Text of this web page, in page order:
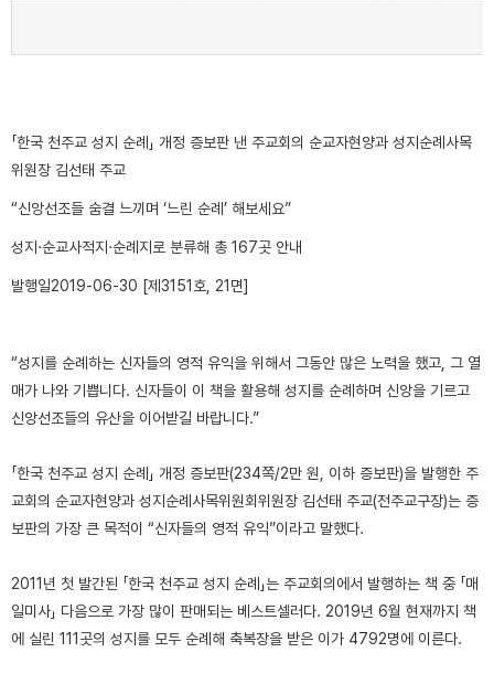
「한국 천주교 성지 순례」 개정 증보판 낸 주교회의 순교자현양과 성지순례사목
위원장 김선태 주교
“신앙선조들 숨결 느끼며 ‘느린 순례’ 해보세요”
성지·순교사적지·순례지로 분류해 총 167곳 안내
발행일2019-06-30 [제3151호, 21면]
“성지를 순례하는 신자들의 영적 유익을 위해서 그동안 많은 노력을 했고, 그 열
매가 나와 기쁩니다. 신자들이 이 책을 활용해 성지를 순례하며 신앙을 기르고
신앙선조들의 유산을 이어받길 바랍니다.”
「한국 천주교 성지 순례」 개정 증보판(234쪽/2만 원, 이하 증보판)을 발행한 주
교회의 순교자현양과 성지순례사목위원회위원장 김선태 주교(전주교구장)는 증
보판의 가장 큰 목적이 “신자들의 영적 유익”이라고 말했다.
2011년 첫 발간된 「한국 천주교 성지 순례」는 주교회의에서 발행하는 책 중 「매
일미사」 다음으로 가장 많이 판매되는 베스트셀러다. 2019년 6월 현재까지 책
에 실린 111곳의 성지를 모두 순례해 축복장을 받은 이가 4792명에 이른다.